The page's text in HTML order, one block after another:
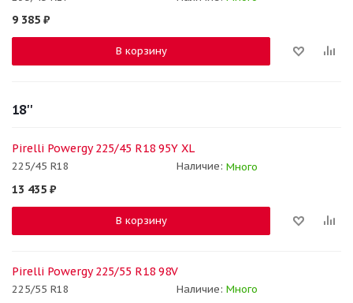
9 385 ₽
В корзину
18''
Pirelli Powergy 225/45 R18 95Y XL
225/45 R18 Наличие: Много
13 435 ₽
В корзину
Pirelli Powergy 225/55 R18 98V
225/55 R18 Наличие: Много